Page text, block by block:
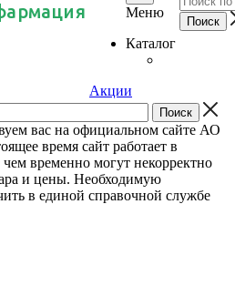
Меню
Каталог
Акции
вас на официальном сайте АО
время сайт работает в
временно могут некорректно
и цены. Необходимую
в единой справочной службе